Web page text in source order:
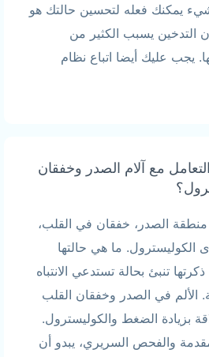
يمكنك فعله لتحسين حالتك هو
التدخين يسبب الكثير من
يجب عليك أيضا اتباع نظام
مع آلام الصدر وخفقان
الصدر، خفقان في القلب،
الكوليسترول. ما هي حالتها
تنبئ بحالة تستدعي الانتباه
الألم في الصدر وخفقان القلب
بزيادة الضغط والكوليسترول.
والفحص السريري، يبدو أن